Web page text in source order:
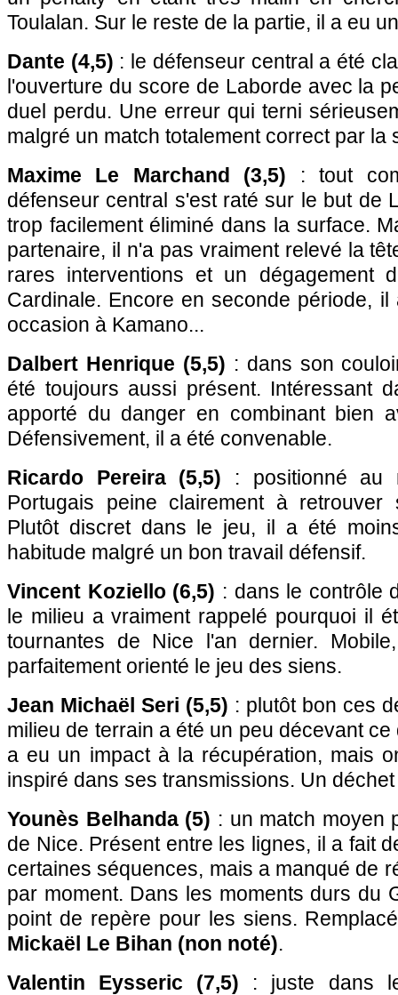
Toulalan. Sur le reste de la partie, il a eu
Dante (4,5) : le défenseur central a été
l'ouverture du score de Laborde avec la
duel perdu. Une erreur qui terni
malgré un match totalement correct par la
Maxime Le Marchand (3,5) : tout
défenseur central s'est raté sur le but de
trop facilement éliminé dans la surface.
partenaire, il n'a pas vraiment relevé la
rares interventions et un dégagement
Cardinale. Encore en seconde période,
occasion à Kamano...
Dalbert Henrique (5,5) : dans son
été toujours aussi présent. Intéressant
apporté du danger en combinant bien
Défensivement, il a été convenable.
Ricardo Pereira (5,5) : positionné au
Portugais peine clairement à retrouver
Plutôt discret dans le jeu, il a été
habitude malgré un bon travail défensif.
Vincent Koziello (6,5) : dans le contrôle
le milieu a vraiment rappelé pourquoi il
tournantes de Nice l'an dernier.
parfaitement orienté le jeu des siens.
Jean Michaël Seri (5,5) : plutôt bon ces
milieu de terrain a été un peu décevant
a eu un impact à la récupération, mais
inspiré dans ses transmissions. Un
Younès Belhanda (5) : un match moyen
de Nice. Présent entre les lignes, il a fait
certaines séquences, mais a manqué de
par moment. Dans les moments durs du
point de repère pour les siens.
Mickaël Le Bihan (non noté).
Valentin Eysseric (7,5) : juste dans